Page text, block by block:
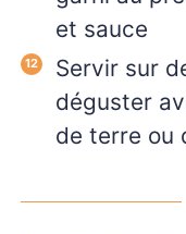
et sauce
Servir sur
déguster
de terre ou